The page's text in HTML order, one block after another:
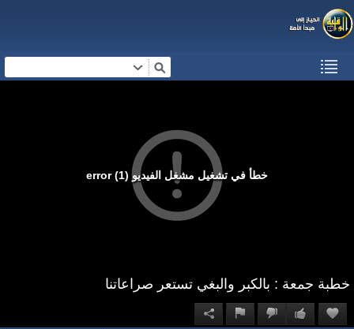
خطأ في تشغيل مشغل الفيديو (1) error
خطبة جمعة : بالكبر والبغي تستعر صراعاتنا